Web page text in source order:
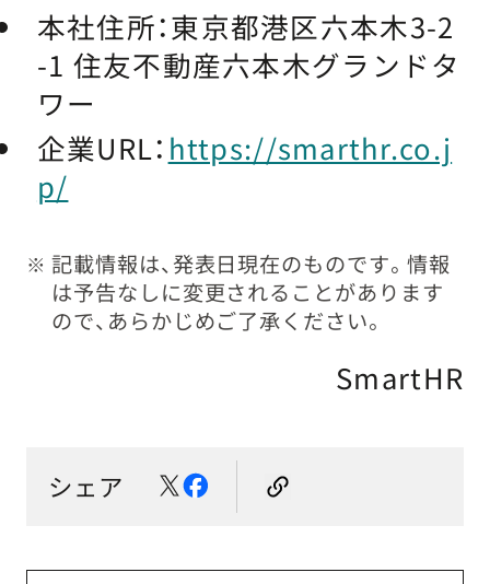
本社住所：東京都港区六本木3-2
-1 住友不動産六本木グランドタ
ワー
企業URL： https://smarthr.co.j
p/
※ 記載情報は、発表日現在のものです。情報
は予告なしに変更されることがあります
ので、あらかじめご了承ください。
SmartHR
シェア